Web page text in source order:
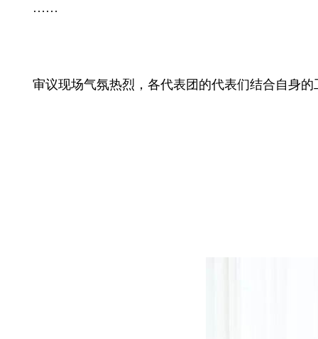
……
审议现场气氛热烈，各代表团的代表们结合自身